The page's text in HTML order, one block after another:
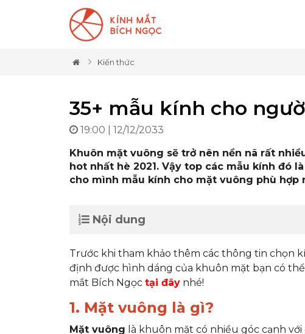
Kiến thức
35+ mẫu kính cho
19:00 | 12/12/2033
Khuôn mặt vuông sẽ trở nên nền nã rất
hot nhất hè 2021. Vậy top các mẫu kính đó
cho mình mẫu kính cho mặt vuông phù hợp
Nội dung
Trước khi tham khảo thêm các thông tin chọn
định được hình dáng của khuôn mặt bạn có
mắt Bích Ngọc tại đây nhé!
1. Mặt vuông là gì?
Mặt vuông là khuôn mặt có nhiều góc cạnh